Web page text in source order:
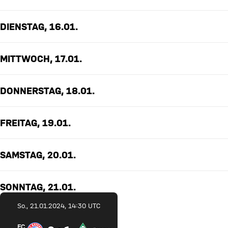
DIENSTAG, 16.01.
MITTWOCH, 17.01.
DONNERSTAG, 18.01.
FREITAG, 19.01.
SAMSTAG, 20.01.
SONNTAG, 21.01.
So., 21.01.2024, 14:30 UTC
FC